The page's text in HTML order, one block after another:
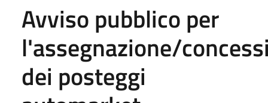
Avviso pubblico per
l'assegnazione/
dei posteggi